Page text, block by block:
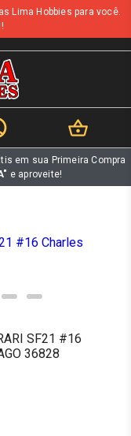
Lima Hobbies para você.
em sua Primeira Compra
e aproveite!
SF21 #16
36828